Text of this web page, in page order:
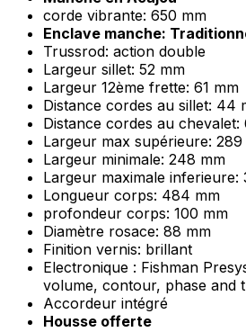
corde vibrante: 650 mm
Enclave manche:
Trussrod: action double
Largeur sillet: 52 mm
Largeur 12ème frette: 61 mm
Distance cordes au sillet: 44
Distance cordes au chevalet:
Largeur max supérieure: 289
Largeur minimale: 248 mm
Largeur maximale inferieure:
Longueur corps: 484 mm
profondeur corps: 100 mm
Diamètre rosace: 88 mm
Finition vernis: brillant
Electronique : Fishman
volume, contour, phase and
Accordeur intégré
Housse offerte